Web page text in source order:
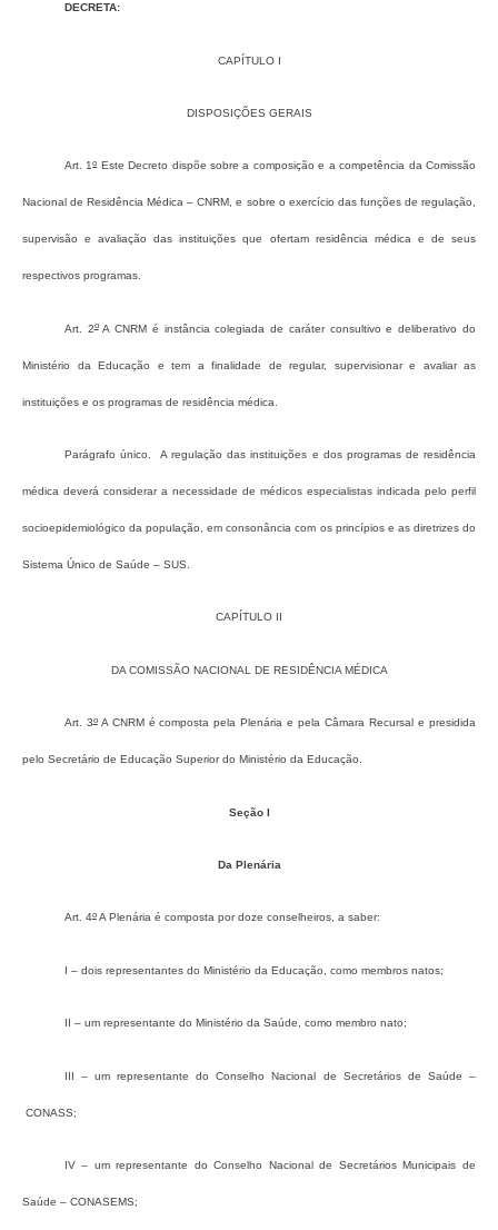
DECRETA:
CAPÍTULO I
DISPOSIÇÕES GERAIS
Art. 1oEste Decreto dispõe sobre a composição e a competência da Comissão
Nacional de Residência Médica – CNRM, e sobre o exercício das funções de regulação,
supervisão e avaliação das instituições que ofertam residência médica e de seus
respectivos programas.
Art. 2oA CNRM é instância colegiada de caráter consultivo e deliberativo do
Ministério da Educação e tem a finalidade de regular, supervisionar e avaliar as
instituições e os programas de residência médica.
Parágrafo único. A regulação das instituições e dos programas de residência
médica deverá considerar a necessidade de médicos especialistas indicada pelo perfil
socioepidemiológico da população, em consonância com os princípios e as diretrizes do
Sistema Único de Saúde – SUS.
CAPÍTULO II
DA COMISSÃO NACIONAL DE RESIDÊNCIA MÉDICA
Art. 3oA CNRM é composta pela Plenária e pela Câmara Recursal e presidida
pelo Secretário de Educação Superior do Ministério da Educação.
Seção I
Da Plenária
Art. 4oA Plenária é composta por doze conselheiros, a saber:
I – dois representantes do Ministério da Educação, como membros natos;
II – um representante do Ministério da Saúde, como membro nato;
III – um representante do Conselho Nacional de Secretários de Saúde –
CONASS;
IV – um representante do Conselho Nacional de Secretários Municipais de
Saúde – CONASEMS;